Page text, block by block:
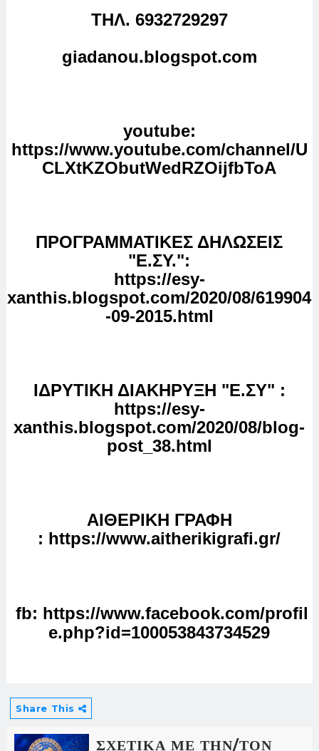
TΗΛ. 6932729297
giadanou.blogspot.com
youtube:
https://www.youtube.com/channel/U
CLXtKZObutWedRZOijfbToA
ΠΡΟΓΡΑΜΜΑΤΙΚΕΣ ΔΗΛΩΣΕΙΣ
"Ε.ΣΥ.":
https://esy-
xanthis.blogspot.com/2020/08/619904
-09-2015.html
ΙΔΡΥΤΙΚΗ ΔΙΑΚΗΡΥΞΗ "E.ΣΥ" :
https://esy-
xanthis.blogspot.com/2020/08/blog-
post_38.html
ΑΙΘΕΡΙΚΗ ΓΡΑΦΗ
: https://www.aitherikigrafi.gr/
fb: https://www.facebook.com/profil
e.php?id=100053843734529
Share This
ΣΧΕΤΙΚΑ ΜΕ ΤΗΝ/ΤΟΝ